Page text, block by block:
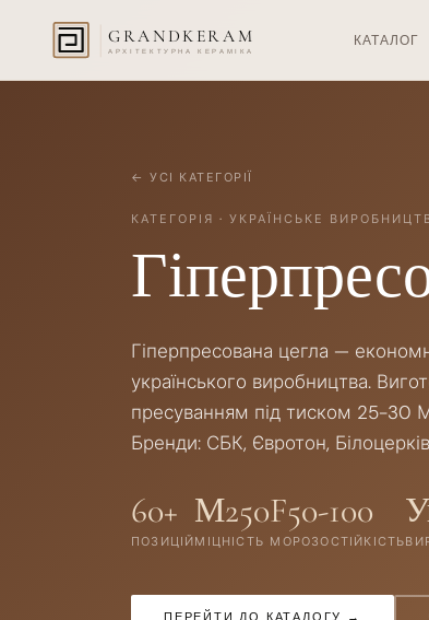
GRANDKERAM
АРХІТЕКТУРНА КЕРАМІКА
КАТАЛОГ
← УСІ КАТЕГОРІЇ
КАТЕГОРІЯ · УКРАЇНСЬКЕ
Гіперпресована цегла —
українського виробництва.
пресуванням під тиском 25-30
Бренди: СБК, Євротон,
60+
ПОЗИЦІЙ
М250
МІЦНІСТЬ
F50-100
МОРОЗОСТІЙКІСТЬ
ПЕРЕЙТИ ДО КАТАЛОГУ →